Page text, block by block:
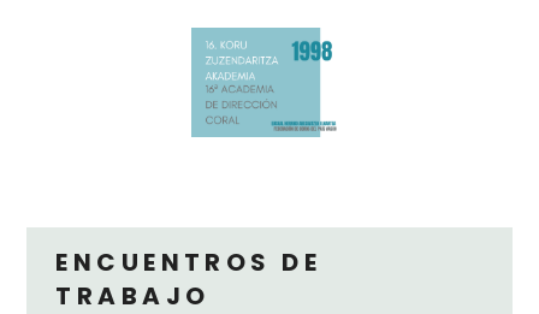
ENCUENTROS DE
TRABAJO